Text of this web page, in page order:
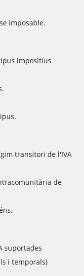
imposable.
impositius
transitori de l'IVA
de
suportades
i temporals)